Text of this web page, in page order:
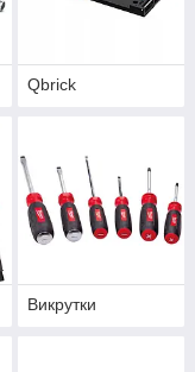
Qbrick
Викрутки